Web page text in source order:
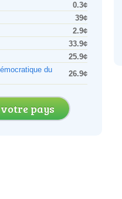
0.3¢
39¢
2.9¢
33.9¢
25.9¢
du
26.9¢
pays